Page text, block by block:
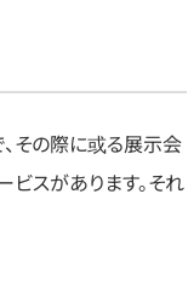
その際に或る展示会
スがあります。それ